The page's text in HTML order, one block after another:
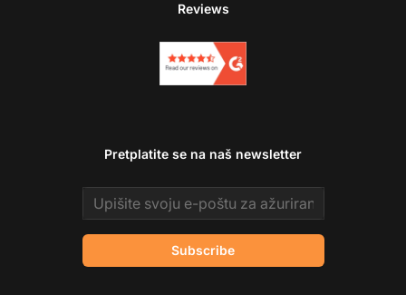
Reviews
Pretplatite se na naš newsletter
Email address
Subscribe